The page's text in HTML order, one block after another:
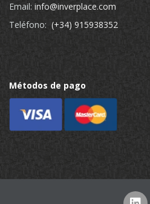
Email: info@inverplace.com
Teléfono: (+34) 915938352
Métodos de pago